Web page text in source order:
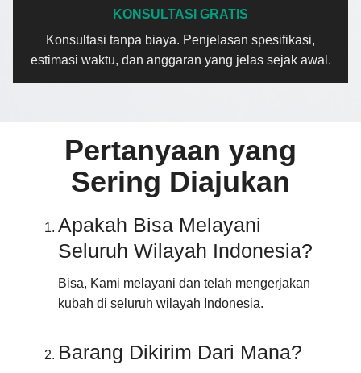
KONSULTASI GRATIS
Konsultasi tanpa biaya. Penjelasan spesifikasi,
estimasi waktu, dan anggaran yang jelas sejak awal.
Pertanyaan yang
Sering Diajukan
Apakah Bisa Melayani
Seluruh Wilayah Indonesia?
Bisa, Kami melayani dan telah mengerjakan
kubah di seluruh wilayah Indonesia.
Barang Dikirim Dari Mana?